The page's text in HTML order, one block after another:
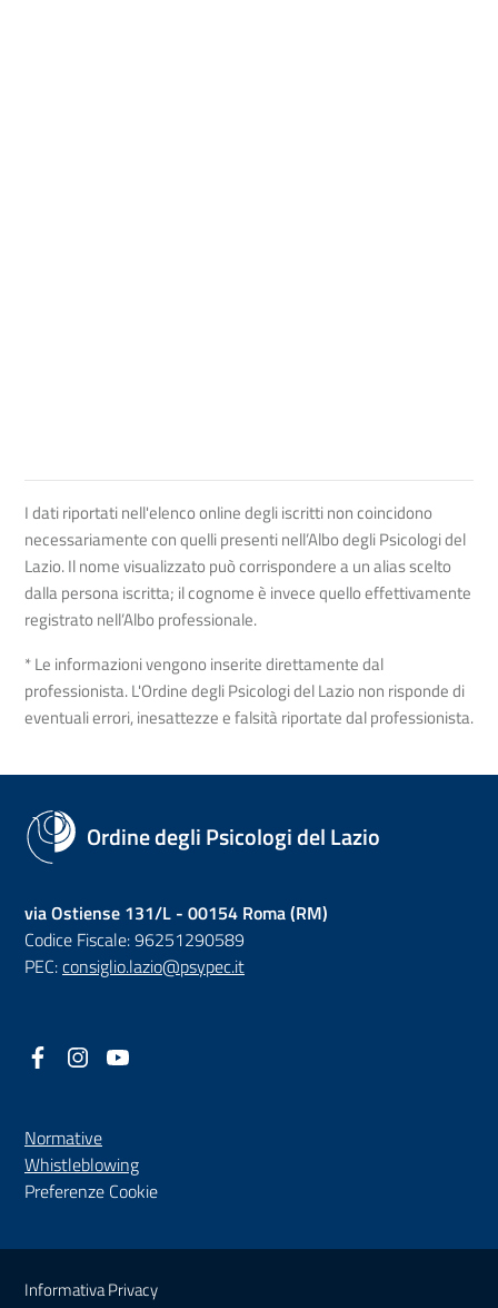
I dati riportati nell'elenco online degli iscritti non coincidono
necessariamente con quelli presenti nell’Albo degli Psicologi del
Lazio. Il nome visualizzato può corrispondere a un alias scelto
dalla persona iscritta; il cognome è invece quello effettivamente
registrato nell’Albo professionale.
* Le informazioni vengono inserite direttamente dal
professionista. L'Ordine degli Psicologi del Lazio non risponde di
eventuali errori, inesattezze e falsità riportate dal professionista.
Ordine degli Psicologi del Lazio
via Ostiense 131/L - 00154 Roma (RM)
Codice Fiscale: 96251290589
PEC:consiglio.lazio@psypec.it
Facebook
(nuova scheda - new tab)
Instagram
(nuova scheda - new tab)
Normative
Whistleblowing(nuova scheda - new tab)
Preferenze Cookie
Sezione Link Utili
Informativa Privacy